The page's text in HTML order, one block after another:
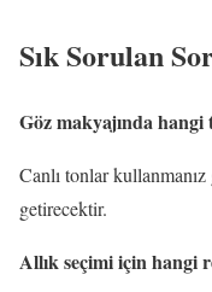
Sık Sorulan
Göz makyajında hangi
Canlı tonlar kullanmanız
getirecektir.
Allık seçimi için hangi